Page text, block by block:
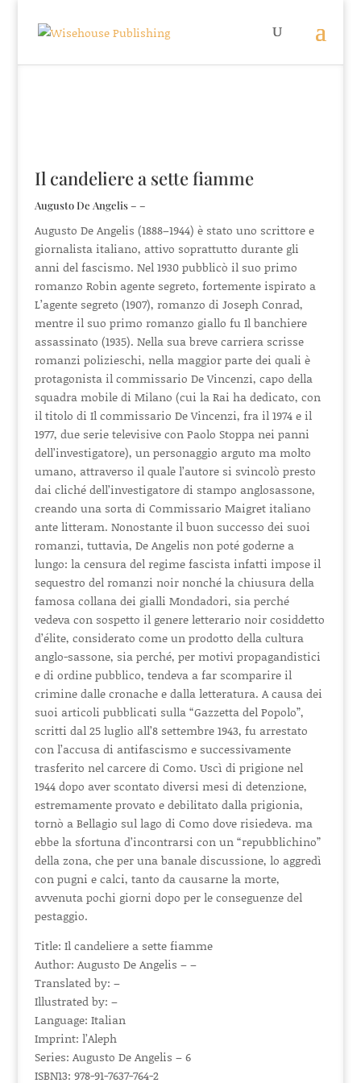
Il candeliere a sette fiamme
Augusto De Angelis – –
Augusto De Angelis (1888–1944) è stato uno scrittore e
giornalista italiano, attivo soprattutto durante gli
anni del fascismo. Nel 1930 pubblicò il suo primo
romanzo Robin agente segreto, fortemente ispirato a
L’agente segreto (1907), romanzo di Joseph Conrad,
mentre il suo primo romanzo giallo fu Il banchiere
assassinato (1935). Nella sua breve carriera scrisse
romanzi polizieschi, nella maggior parte dei quali è
protagonista il commissario De Vincenzi, capo della
squadra mobile di Milano (cui la Rai ha dedicato, con
il titolo di Il commissario De Vincenzi, fra il 1974 e il
1977, due serie televisive con Paolo Stoppa nei panni
dell’investigatore), un personaggio arguto ma molto
umano, attraverso il quale l’autore si svincolò presto
dai cliché dell’investigatore di stampo anglosassone,
creando una sorta di Commissario Maigret italiano
ante litteram. Nonostante il buon successo dei suoi
romanzi, tuttavia, De Angelis non poté goderne a
lungo: la censura del regime fascista infatti impose il
sequestro del romanzi noir nonché la chiusura della
famosa collana dei gialli Mondadori, sia perché
vedeva con sospetto il genere letterario noir cosiddetto
d’élite, considerato come un prodotto della cultura
anglo-sassone, sia perché, per motivi propagandistici
e di ordine pubblico, tendeva a far scomparire il
crimine dalle cronache e dalla letteratura. A causa dei
suoi articoli pubblicati sulla “Gazzetta del Popolo”,
scritti dal 25 luglio all’8 settembre 1943, fu arrestato
con l’accusa di antifascismo e successivamente
trasferito nel carcere di Como. Uscì di prigione nel
1944 dopo aver scontato diversi mesi di detenzione,
estremamente provato e debilitato dalla prigionia,
tornò a Bellagio sul lago di Como dove risiedeva. ma
ebbe la sfortuna d’incontrarsi con un “repubblichino”
della zona, che per una banale discussione, lo aggredì
con pugni e calci, tanto da causarne la morte,
avvenuta pochi giorni dopo per le conseguenze del
pestaggio.
Title: Il candeliere a sette fiamme
Author: Augusto De Angelis – –
Translated by: –
Illustrated by: –
Language: Italian
Imprint: l’Aleph
Series: Augusto De Angelis – 6
ISBN13: 978-91-7637-764-2